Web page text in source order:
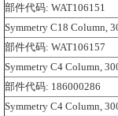
部件代码: WAT106151
Symmetry C18 Column,
部件代码: WAT106157
Symmetry C4 Column,
部件代码: 186000286
Symmetry C4 Column,